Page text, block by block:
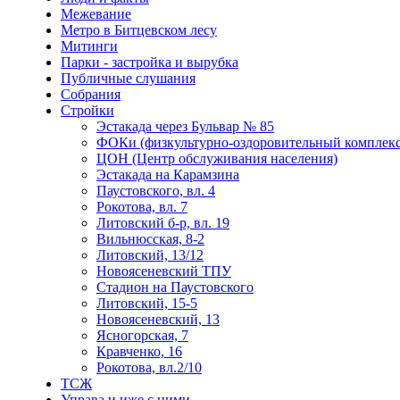
Межевание
Метро в Битцевском лесу
Митинги
Парки - застройка и вырубка
Публичные слушания
Собрания
Стройки
Эстакада через Бульвар № 85
ФОКи (физкультурно-оздоровительный
ЦОН (Центр обслуживания населения)
Эстакада на Карамзина
Паустовского, вл. 4
Рокотова, вл. 7
Литовский б-р, вл. 19
Вильнюсская, 8-2
Литовский, 13/12
Новоясеневский ТПУ
Стадион на Паустовского
Литовский, 15-5
Новоясеневский, 13
Ясногорская, 7
Кравченко, 16
Рокотова, вл.2/10
ТСЖ